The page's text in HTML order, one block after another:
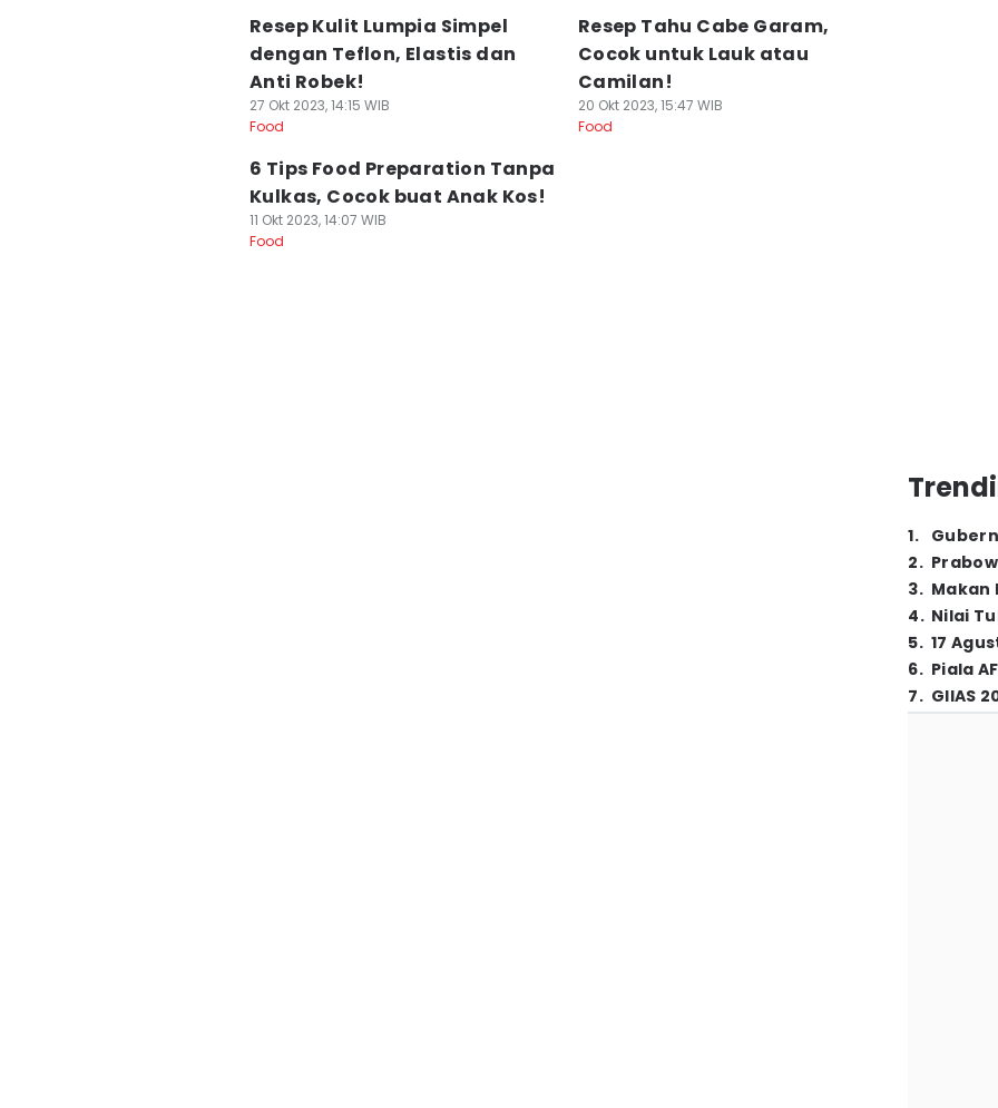
Resep Kulit Lumpia Simpel
dengan Teflon, Elastis dan
Anti Robek!
27 Okt 2023, 14:15 WIB
Food
Resep Tahu Cabe Garam,
Cocok untuk Lauk atau
Camilan!
20 Okt 2023, 15:47 WIB
Food
6 Tips Food Preparation Tanpa
Kulkas, Cocok buat Anak Kos!
11 Okt 2023, 14:07 WIB
Food
1.
2.
3. Makan
4. Nilai
5. 17
6. Piala
7. GIIAS